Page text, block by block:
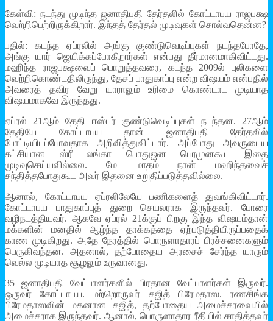
கேள்வி: நடந்து முடிந்த ஜனாதிபதி தேர்தலில் கோட்டாபய ராஜபக்ஷ
வெற்றிபெற்றிருக்கிறார். இந்தத் தேர்தல் முடிவுகள் சொல்வதென்ன?
பதில்: கடந்த ஏப்ரலில் அங்கு குண்டுவெடிப்புகள் நடந்தபோதே,
அங்கு யார் ஜெயிக்கப்போகிறார்கள் என்பது தீர்மானமாகிவிட்டது.
மஹிந்த ராஜபக்ஷவைப் பொறுத்தவரை, கடந்த 2009ல் புலிகளை
வெற்றிகொண்டதிலிருந்து, தேசப் பாதுகாப்பு என்ற விஷயம் என்பதில்
அவரைத் தவிர வேறு யாராலும் உரிமை கொண்டாட முடியாத
விஷயமாகவே இருந்தது.
ஏப்ரல் 21ஆம் தேதி ஈஸ்டர் குண்டுவெடிப்புகள் நடந்தன. 27ஆம்
தேதியே கோட்டாபய தான் ஜனாதிபதி தேர்தலில்
போட்டியிடப்போவதாக அறிவித்துவிட்டார். அப்போது அவருடைய
கட்சியான ஸ்ரீ லங்கா பொதுஜன பெரமுனகூட இதை
முடிவுசெய்யவில்லை. மே மாதம் நான் மஹிந்தவைச்
சந்தித்தபோதுகூட அவர் இதனை உறுதிப்படுத்தவில்லை.
ஆனால், கோட்டாபய ஏப்ரலிலேயே பணிகளைத் துவங்கிவிட்டார்.
கோட்டாபய பாதுகாப்புத் துறை செயலராக இருந்தவர். போரை
வழிநடத்தியவர். ஆகவே ஏப்ரல் 21க்குப் பிறகு இந்த விஷயம்தான்
மக்களின் மனதில் ஆழ்ந்த தாக்கத்தை ஏற்படுத்தியிருப்பதைக்
காண முடிகிறது. அதே நேரத்தில் பொருளாதாரப் பிரச்சனைகளும்
பெருகிவந்தன. அதனால், தற்போதைய அரசைச் சேர்ந்த யாரும்
வெல்ல முடியாத சூழலும் உருவானது.
35 ஜனாதிபதி வேட்பாளர்களில் பிரதான வேட்பாளர்கள் இருவர்.
ஒருவர் கோட்டாபய. மற்றொருவர் சஜித் பிரேமதாஸ. ரணசிங்க
பிரேமதாஸவின் மகனான சஜித், தற்போதைய அமைச்சரவையில்
அமைச்சராக இருந்தவர். ஆனால், பொருளாதார ரீதியில் சாதித்தவர்